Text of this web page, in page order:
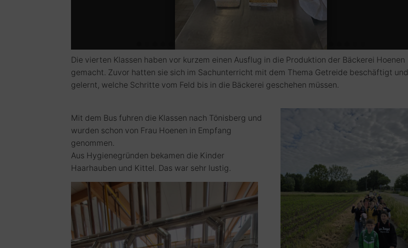
Die vierten Klassen haben vor kurzem einen Ausflug in die Produktion der Bäckerei Hoenen
gemacht. Zuvor hatten sie sich im Sachunterricht mit dem Thema Getreide beschäftigt und
gelernt, welche Schritte vom Feld bis in die Bäckerei geschehen müssen.
Mit dem Bus fuhren die Klassen nach Tönisberg und
wurden schon von Frau Hoenen in Empfang
genommen.
Aus Hygienegründen bekamen die Kinder
Haarhauben und Kittel. Das war sehr lustig.